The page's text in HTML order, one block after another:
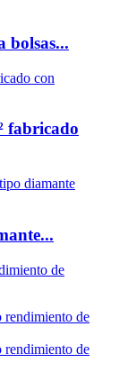
bolsas...
fabricado